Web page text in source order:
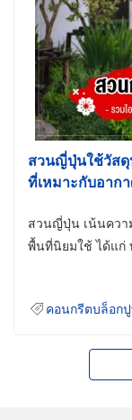
สวนญี่ปุ่นใช้วัสดุ
ที่เหมาะกับอาก
สวนญี่ปุ่น เน้นควา
พื้นที่นิยมใช้ ได้แก่
คอนกรีตบล็อก